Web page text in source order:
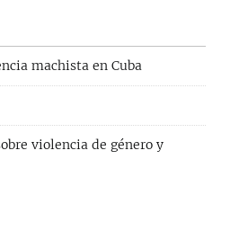
machista en Cuba
violencia de género y